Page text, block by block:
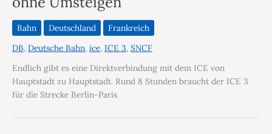
Bahn Deutschland
Frankreich
DB, Deutsche Bahn, ice, ICE 3, SNCF
Endlich gibt es eine Direktverbindung mit dem ICE von
Hauptstadt zu Hauptstadt. Rund 8 Stunden braucht der ICE 3
für die Strecke Berlin-Paris